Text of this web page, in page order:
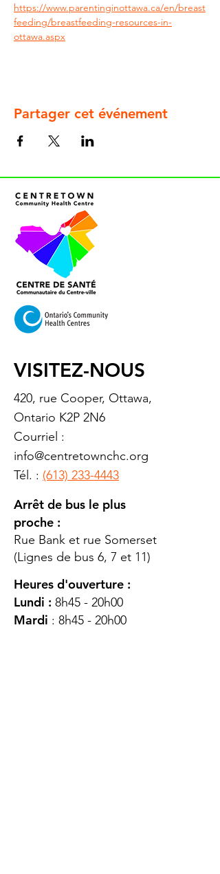
https://www.parentinginottawa.ca/en/breast
feeding/breastfeeding-resources-in-
ottawa.aspx
Partager cet événement
VISITEZ-NOUS
420, rue Cooper, Ottawa,
Ontario K2P 2N6
Courriel :
info@centretownchc.org
Tél. : (613) 233-4443
Arrêt de bus le plus
proche :
Rue Bank et rue Somerset
(Lignes de bus 6, 7 et 11)
Heures d'ouverture :
Lundi : 8h45 - 20h00
Mardi : 8h45 - 20h00